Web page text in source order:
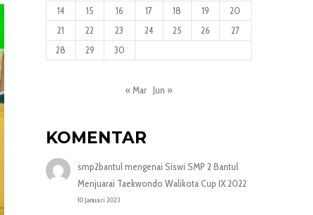
14
15 16 17 18 19
20
21
22 23 24 25 26
27
28
29 30
« Mar Jun »
KOMENTAR
smp2bantulmengenai Siswi SMP 2 Bantul
Menjuarai Taekwondo Walikota Cup IX 2022
10 Januari 2023